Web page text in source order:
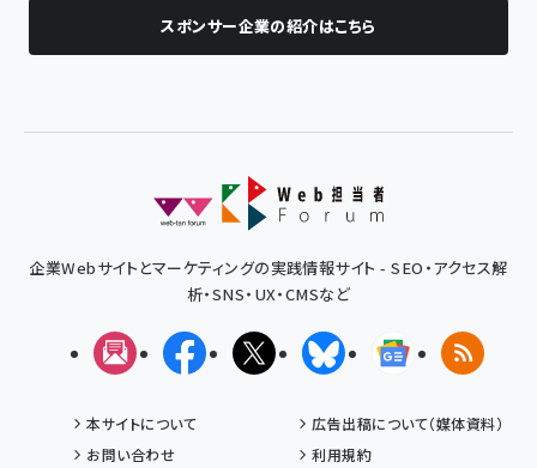
スポンサー企業の紹介はこちら
企業Webサイトとマーケティングの実践情報サイト - SEO・アクセス解
析・SNS・UX・CMSなど
メルマガFacebookX(エックス)BlueskyGoogleニュ
RSS
本サイトについて
広告出稿について（媒体資料）
お問い合わせ
利用規約